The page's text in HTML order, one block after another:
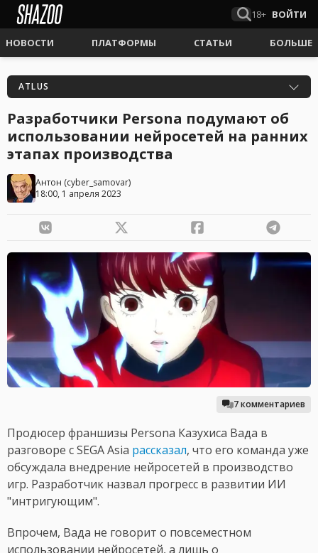
18+ ВОЙТИ
НОВОСТИ ПЛАТФОРМЫ СТАТЬИ БОЛЬШЕ
ATLUS
Разработчики Persona подумают об
использовании нейросетей на ранних
этапах производства
Антон (cyber_samovar)
18:00, 1 апреля 2023
7 комментариев
Продюсер франшизы Persona Казухиса Вада в
разговоре с SEGA Asia рассказал, что его команда уже
обсуждала внедрение нейросетей в производство
игр. Разработчик назвал прогресс в развитии ИИ
"интригующим".
Впрочем, Вада не говорит о повсеместном
использовании нейросетей, а лишь о